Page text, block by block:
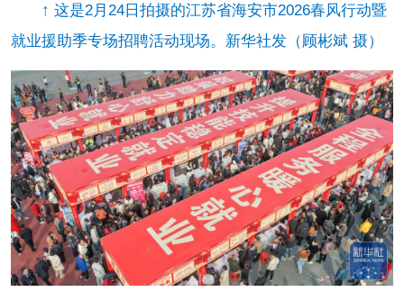
↑ 这是2月24日拍摄的江苏省海安市2026春风行动暨
就业援助季专场招聘活动现场。新华社发（顾彬斌 摄）